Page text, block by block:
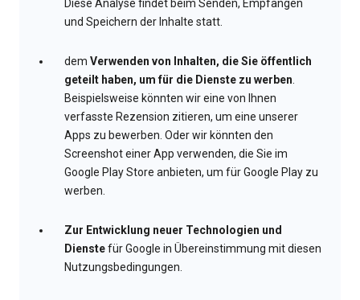
Diese Analyse findet beim Senden, Empfangen
und Speichern der Inhalte statt.
dem Verwenden von Inhalten, die Sie öffentlich
geteilt haben, um für die Dienste zu werben.
Beispielsweise könnten wir eine von Ihnen
verfasste Rezension zitieren, um eine unserer
Apps zu bewerben. Oder wir könnten den
Screenshot einer App verwenden, die Sie im
Google Play Store anbieten, um für Google Play zu
werben.
Zur Entwicklung neuer Technologien und
Dienstefür Google in Übereinstimmung mit diesen
Nutzungsbedingungen.